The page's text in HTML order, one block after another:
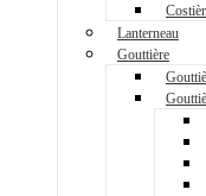
Lanterneau
Gouttière